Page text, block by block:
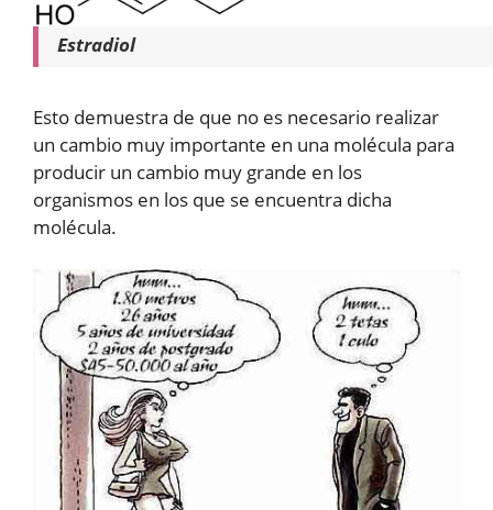
Estradiol
Esto demuestra de que no es necesario realizar
un cambio muy importante en una molécula para
producir un cambio muy grande en los
organismos en los que se encuentra dicha
molécula.